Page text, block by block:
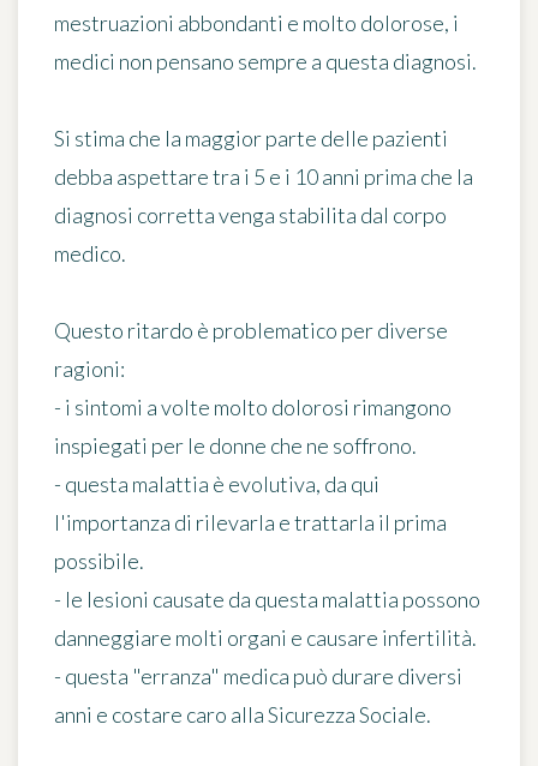
mestruazioni abbondanti e molto dolorose, i
medici non pensano sempre a questa diagnosi.
Si stima che la maggior parte delle pazienti
debba aspettaretra i 5 e i 10 anni prima che la
diagnosi corretta venga stabilita dal corpo
medico.
Questo ritardo è problematico per diverse
ragioni:
- i sintomi a volte molto dolorosi rimangono
inspiegati per le donne che ne soffrono.
- questa malattia è evolutiva, da qui
l'importanza di rilevarla e trattarla il prima
possibile.
- le lesioni causate da questa malattia possono
danneggiare molti organi e causare infertilità.
- questa "erranza" medica può durare diversi
anni e costare caro alla Sicurezza Sociale.